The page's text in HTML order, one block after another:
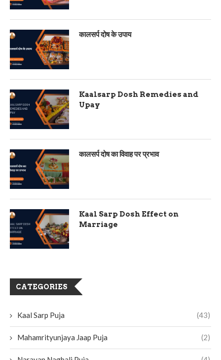
कालसर्प दोष के उपाय
Kaalsarp Dosh Remedies and
Upay
कालसर्प दोष का विवाह पर प्रभाव
Kaal Sarp Dosh Effect on
Marriage
CATEGORIES
Kaal Sarp Puja (43)
Mahamrityunjaya Jaap Puja (2)